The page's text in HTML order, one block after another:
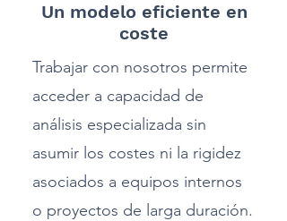
Un modelo eficiente en
coste
Trabajar con nosotros permite
acceder a capacidad de
análisis especializada sin
asumir los costes ni la rigidez
asociados a equipos internos
o proyectos de larga duración.